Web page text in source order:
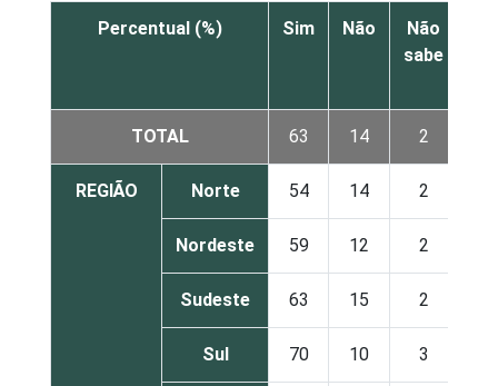
Percentual (%) Sim Não
Não
sabe
TOTAL 63 14 2
REGIÃO Norte 54 14 2
Nordeste 59 12 2
Sudeste 63 15 2
Sul 70 10 3